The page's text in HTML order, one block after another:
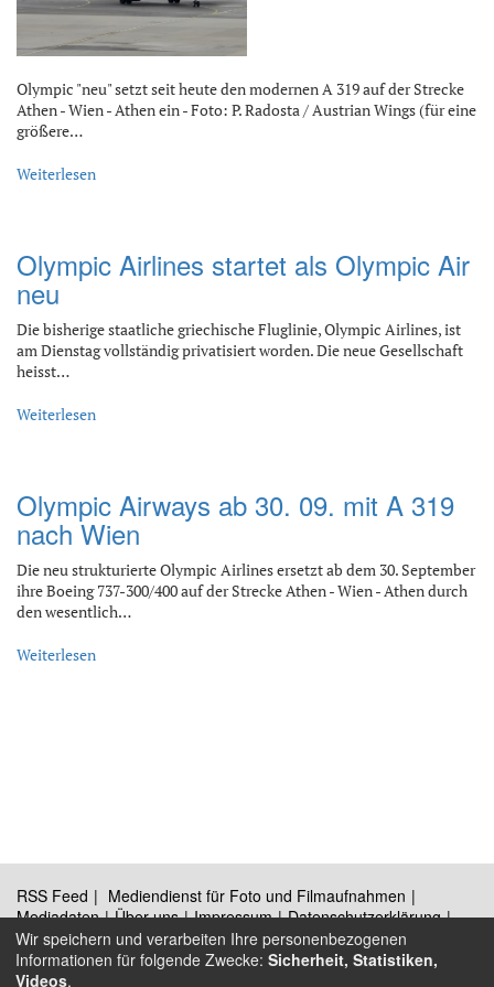
Olympic "neu" setzt seit heute den modernen A 319 auf der Strecke
Athen - Wien - Athen ein - Foto: P. Radosta / Austrian Wings (für eine
größere…
Weiterlesen
Olympic Airlines startet als Olympic Air
neu
Die bisherige staatliche griechische Fluglinie, Olympic Airlines, ist
am Dienstag vollständig privatisiert worden. Die neue Gesellschaft
heisst…
Weiterlesen
Olympic Airways ab 30. 09. mit A 319
nach Wien
Die neu strukturierte Olympic Airlines ersetzt ab dem 30. September
ihre Boeing 737-300/400 auf der Strecke Athen - Wien - Athen durch
den wesentlich…
Weiterlesen
RSS Feed
Mediendienst für Foto und Filmaufnahmen
Mediadaten
Über uns Impressum
Datenschutzerklärung
Kontakt
Wir speichern und verarbeiten Ihre personenbezogenen
Informationen für folgende Zwecke: Sicherheit, Statistiken,
Videos.